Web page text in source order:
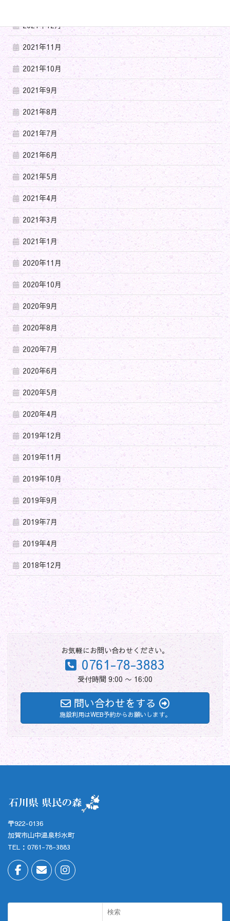
2021年12月
2021年11月
2021年10月
2021年9月
2021年8月
2021年7月
2021年6月
2021年5月
2021年4月
2021年3月
2021年1月
2020年11月
2020年10月
2020年9月
2020年8月
2020年7月
2020年6月
2020年5月
2020年4月
2019年12月
2019年11月
2019年10月
2019年9月
2019年7月
2019年4月
2018年12月
お気軽にお問い合わせください。
0761-78-3883
受付時間 9:00 〜 16:00
問い合わせをする
施設利用はWEB予約からお願いします。
〒922-0136
加賀市山中温泉杉水町
TEL：0761-78-3883
検索